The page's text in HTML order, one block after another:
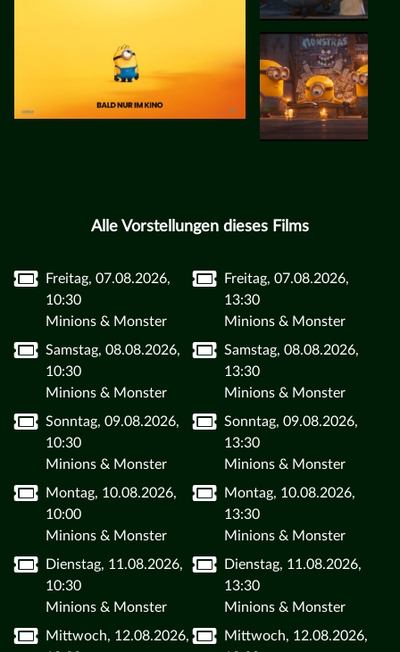
Alle Vorstellungen dieses Films
Freitag, 07.08.2026,
10:30
Minions & Monster
Freitag, 07.08.2026,
13:30
Minions & Monster
Samstag, 08.08.2026,
10:30
Minions & Monster
Samstag, 08.08.2026,
13:30
Minions & Monster
Sonntag, 09.08.2026,
10:30
Minions & Monster
Sonntag, 09.08.2026,
13:30
Minions & Monster
Montag, 10.08.2026,
10:00
Minions & Monster
Montag, 10.08.2026,
13:30
Minions & Monster
Dienstag, 11.08.2026,
10:30
Minions & Monster
Dienstag, 11.08.2026,
13:30
Minions & Monster
Mittwoch, 12.08.2026,
Mittwoch, 12.08.2026,